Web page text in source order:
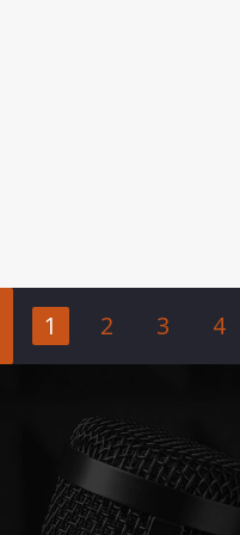
1 2 3 4